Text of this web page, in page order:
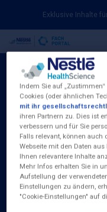
Skip to main content
Exklusive Inhalte
Nestlé Health
Baseler Straße
D-60329
Tel.:0800 100
(Kostenlos aus
Mobilfunknetz)
Erreichbar
Indem Sie auf
Cookies (oder ähnlichen
mit ihr
ihren Partnern zu. Dies ist
verbessern und für Sie
Falls relevant, können auch
Webseite mit den Daten
Ihnen relevantere Inhalte
Mehr Infos erhalten Sie in
Aufstellung der
Einstellungen zu ändern,
"Cookie-Einstellungen" auf